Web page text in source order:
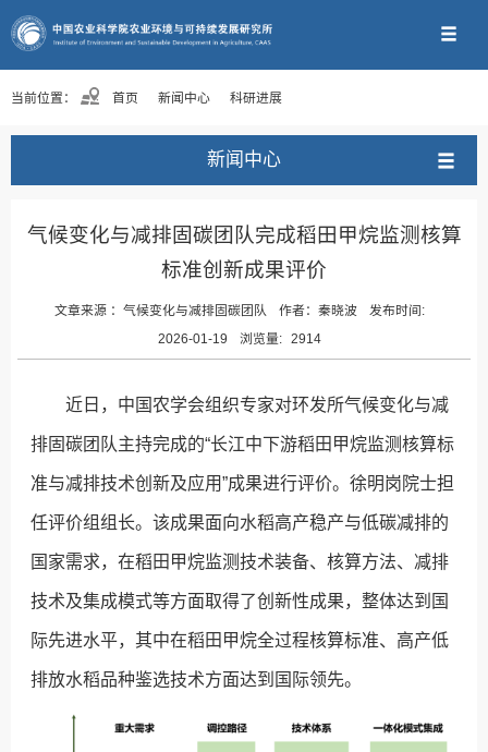
当前位置： 首页 新闻中心 科研进展
新闻中心
气候变化与减排固碳团队完成稻田甲烷监测核算
标准创新成果评价
文章来源 ： 气候变化与减排固碳团队 作者： 秦晓波
发布时间:
2026-01-19
浏览量: 2914
近日，中国农学会组织专家对环发所气候变化与减
排固碳团队主持完成的“长江中下游稻田甲烷监测核算标
准与减排技术创新及应用”成果进行评价。徐明岗院士担
任评价组组长。该成果面向水稻高产稳产与低碳减排的
国家需求，在稻田甲烷监测技术装备、核算方法、减排
技术及集成模式等方面取得了创新性成果，整体达到国
际先进水平，其中在稻田甲烷全过程核算标准、高产低
排放水稻品种鉴选技术方面达到国际领先。